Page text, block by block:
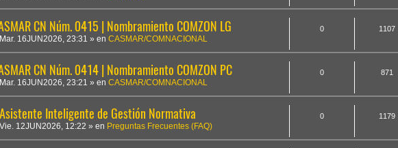
CN Núm. 0415 | Nombramiento COMZON LG
Mar. 16JUN2026, 23:31 » en CASMAR/COMNACIONAL
0 1107
CN Núm. 0414 | Nombramiento COMZON PC
Mar. 16JUN2026, 23:21 » en CASMAR/COMNACIONAL
0 871
Asistente Inteligente de Gestión Normativa
Vie. 12JUN2026, 12:22 » en Preguntas Frecuentes (FAQ)
0 1179